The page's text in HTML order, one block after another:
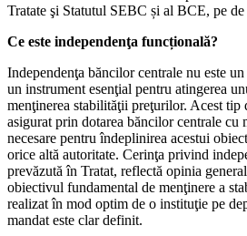
Tratate şi Statutul SEBC și al BCE, pe de
Ce este independenţa funcțională?
Independenţa băncilor centrale nu este
un instrument esenţial pentru atingerea
menţinerea stabilităţii preţurilor. Acest tip
asigurat prin dotarea băncilor centrale cu
necesare pentru îndeplinirea acestui
orice altă autoritate. Cerinţa privind
prevăzută în Tratat, reflectă opinia
obiectivul fundamental de menţinere a
realizat în mod optim de o instituţie pe
mandat este clar definit.